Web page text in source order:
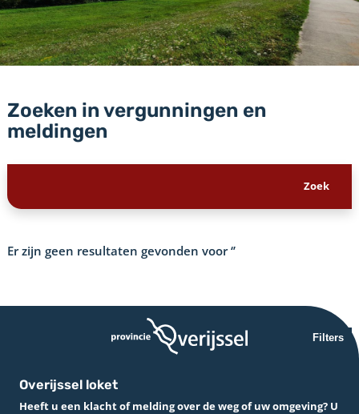
Zoeken in vergunningen en
meldingen
Er zijn geen resultaten gevonden voor‘’
Filters
Overijssel loket
Heeft u een klacht of melding over de weg of uw omgeving? U